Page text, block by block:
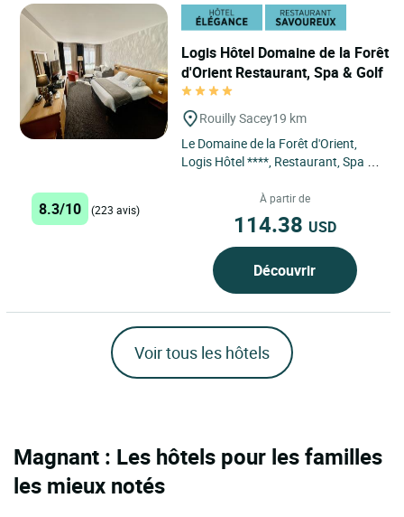
Logis Hôtel Domaine de la Forêt
d'Orient Restaurant, Spa & Golf
Rouilly Sacey19 km
Le Domaine de la Forêt d'Orient,
Logis Hôtel ****, Restaurant, Spa &
Régional de la Forêt...
8.3/10 (223 avis)
À partir de
114.38 USD
Découvrir
Voir tous les hôtels
Magnant : Les hôtels pour les familles
les mieux notés